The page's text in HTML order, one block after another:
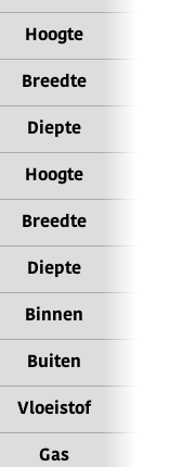
Hoogte
Breedte
Diepte
Hoogte
Breedte
Diepte
Binnen
Buiten
Vloeistof
Gas